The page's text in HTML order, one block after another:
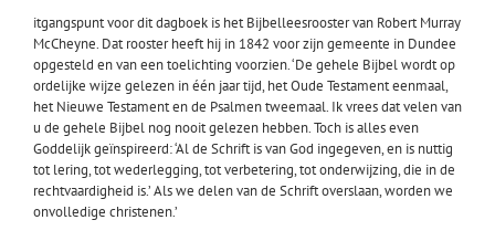
itgangspunt voor dit dagboek is het Bijbelleesrooster van Robert Murray
McCheyne. Dat rooster heeft hij in 1842 voor zijn gemeente in Dundee
opgesteld en van een toelichting voorzien. ‘De gehele Bijbel wordt op
ordelijke wijze gelezen in één jaar tijd, het Oude Testament eenmaal,
het Nieuwe Testament en de Psalmen tweemaal. Ik vrees dat velen van
u de gehele Bijbel nog nooit gelezen hebben. Toch is alles even
Goddelijk geïnspireerd: ‘Al de Schrift is van God ingegeven, en is nuttig
tot lering, tot wederlegging, tot verbetering, tot onderwijzing, die in de
rechtvaardigheid is.’ Als we delen van de Schrift overslaan, worden we
onvolledige christenen.’